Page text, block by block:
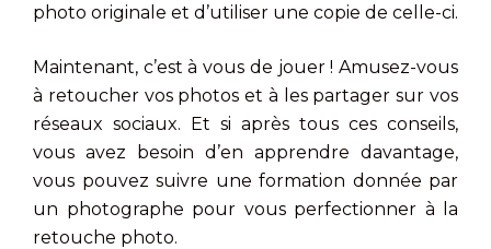
photo originale et d’utiliser une copie de celle-ci.
Maintenant, c’est à vous de jouer ! Amusez-vous
à retoucher vos photos et à les partager sur vos
réseaux sociaux. Et si après tous ces conseils,
vous avez besoin d’en apprendre davantage,
vous pouvez suivre une formation donnée par
un photographe pour vous perfectionner à la
retouche photo.